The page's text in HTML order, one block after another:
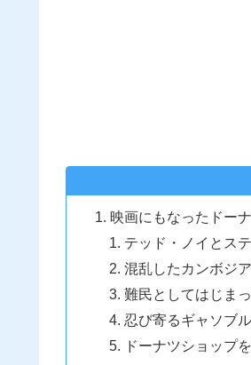
映画にもなったドー
テッド・ノイとス
混乱したカンボジ
難民としてはじま
忍び寄るギャソブ
ドーナツショップ